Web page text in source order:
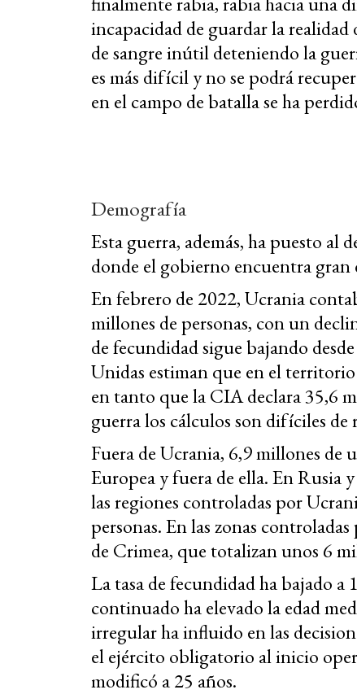
incapacidad de guardar la
de sangre inútil deteniendo la
es más difícil y no se podrá
en el campo de batalla se ha
Demografía
Esta guerra, además, ha puesto al
donde el gobierno encuentra
En febrero de 2022, Ucrania
millones de personas, con un
de fecundidad sigue bajando
Unidas estiman que en el
en tanto que la CIA declara 35,6
guerra los cálculos son difíciles de
Fuera de Ucrania, 6,9 millones de
Europea y fuera de ella. En Rusia
las regiones controladas por
personas. En las zonas
de Crimea, que totalizan unos 6
La tasa de fecundidad ha bajado
continuado ha elevado la edad
irregular ha influido en las
el ejército obligatorio al inicio
modificó a 25 años.